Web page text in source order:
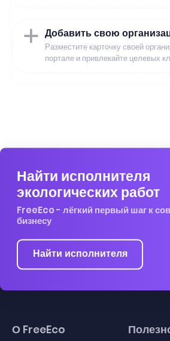
Добавить свою
Разместите карточку своей
портале и привлекайте целевых
Найти исполнителя
экологических работ
FreeEco - лёгкий первый шаг к
бизнесу
Найти исполнителя
О FreeEco